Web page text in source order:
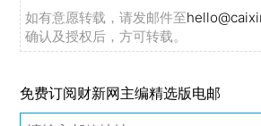
如有意愿转载，请发邮件至
确认及授权后，方可转载。
免费订阅财新网主编精选版电邮